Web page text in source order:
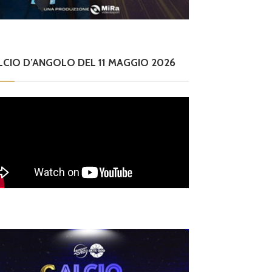
D’ANGOLO DEL 11 MAGGIO 2026